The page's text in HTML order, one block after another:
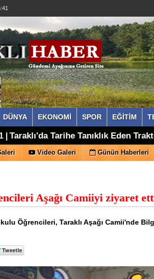
DÜNYA EKONOMİ SPOR EĞİTİM
| Taraklı'da Tarihe Tanıklık Eden
|CHP'den Yeni Parti'ye Geçen
Video Galeri Günün Haberleri
Aşağı Camiiyi ziyaret
Öğrencileri, Taraklı Aşağı Camii'nde